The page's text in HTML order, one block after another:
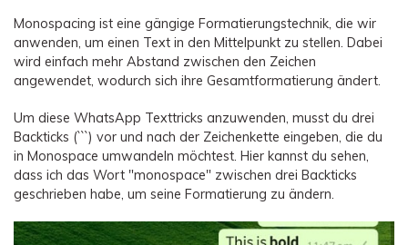
Monospacing ist eine gängige Formatierungstechnik, die wir
anwenden, um einen Text in den Mittelpunkt zu stellen. Dabei
wird einfach mehr Abstand zwischen den Zeichen
angewendet, wodurch sich ihre Gesamtformatierung ändert.
Um diese WhatsApp Texttricks anzuwenden, musst du drei
Backticks (```) vor und nach der Zeichenkette eingeben, die du
in Monospace umwandeln möchtest. Hier kannst du sehen,
dass ich das Wort "monospace" zwischen drei Backticks
geschrieben habe, um seine Formatierung zu ändern.